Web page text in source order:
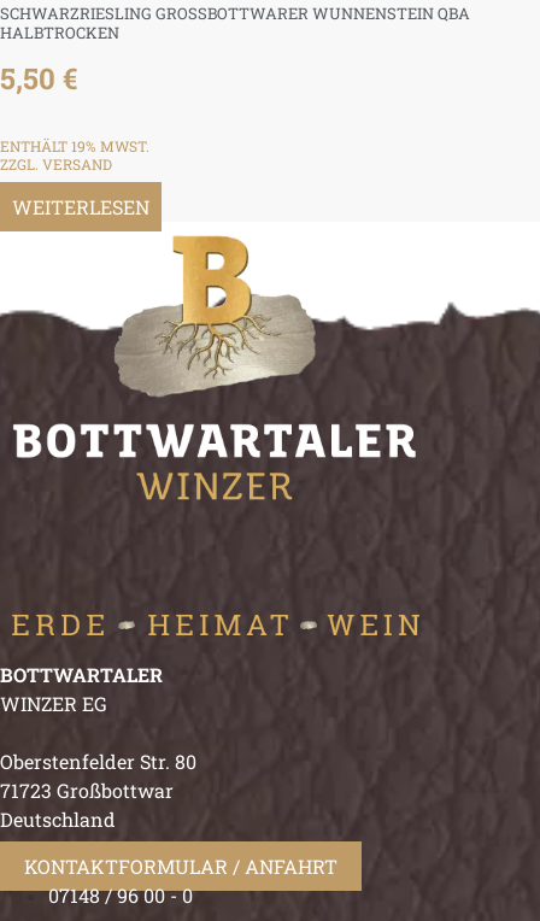
SCHWARZRIESLING GROSSBOTTWARER WUNNENSTEIN QBA H
ALBTROCKEN
5,50 €
ENTHÄLT 19% MWST.
ZZGL. VERSAND
WEITERLESEN
BOTTWARTALER
WINZER EG
Oberstenfelder Str. 80
71723 Großbottwar
Deutschland
KONTAKTFORMULAR / ANFAHRT
07148 / 96 00 - 0